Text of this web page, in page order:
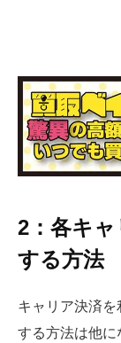
2：各キ
する方法
キャリア決済
する方法は他に